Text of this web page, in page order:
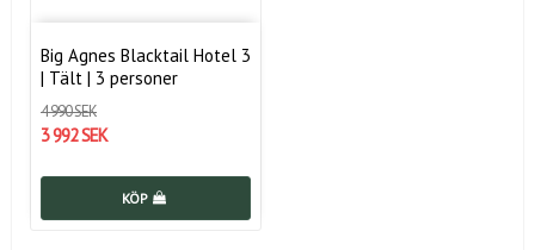
Big Agnes Blacktail Hotel 3
| Tält | 3 personer
4 990 SEK
3 992 SEK
KÖP